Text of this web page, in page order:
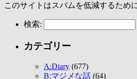
このサイトはスパムを低減するため
検索:
カテゴリー
A:Diary (677)
B:マジメな話 (64)